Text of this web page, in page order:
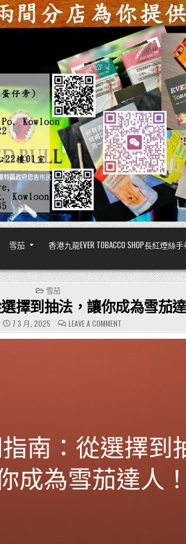
雪茄 香港九龍EVER TOBACCO SHOP長紅煙
POSTED
IN
雪茄
擇到抽法，讓你成為雪茄
7 3 月, 2025 LEAVE A COMMENTON
雪
茄
為
雪
茄
達
人！